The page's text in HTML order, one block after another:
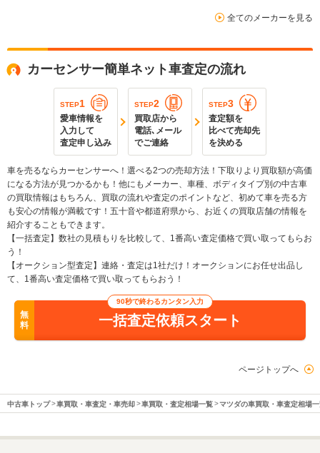
全てのメーカーを見る
カーセンサー簡単ネット車査定の流れ
STEP1
愛車情報を
入力して
査定申し込み
STEP2
買取店から
電話､メール
でご連絡
STEP3
査定額を
比べて売却先
を決める
車を売るならカーセンサーへ！選べる2つの売却方法！下取りより買取額が高価
になる方法が見つかるかも！他にもメーカー、車種、ボディタイプ別の中古車
の買取情報はもちろん、買取の流れや査定のポイントなど、初めて車を売る方
も安心の情報が満載です！五十音や都道府県から、お近くの買取店舗の情報を
紹介することもできます。
【一括査定】数社の見積もりを比較して、1番高い査定価格で買い取ってもらお
う！
【オークション型査定】連絡・査定は1社だけ！オークションにお任せ出品し
て、1番高い査定価格で買い取ってもらおう！
無
料
90秒で終わるカンタン入力
一括査定依頼スタート
ページトップへ
中古車トップ 車買取・車査定・車売却 車買取・査定相場一覧 マツダの車買取・車査定相場